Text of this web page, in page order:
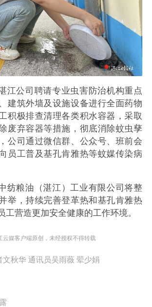
江公司聘请专业虫害防治机构重点
建筑外墙及设施设备进行全面药物
积极排查清理各类积水容器，采取
废弃容器等措施，彻底消除蚊虫孳
公司通过微信群、公众号、班前会
员工普及基孔肯雅热等蚊媒传染病
纺粮油（湛江）工业有限公司将整
举，持续完善登革热和基孔肯雅热
工营造更加安全健康的工作环境。
云媒客户端原创，未经授权不得转载
文秋华 通讯员吴雨薇 翚少娟